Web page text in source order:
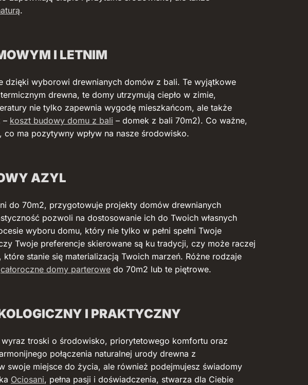
.
I LETNIM
dzięki wyborowi drewnianych domów z bali. Te wyjątkowe
drewna, te domy utrzymują ciepło w zimie,
nie tylko zapewnia wygodę mieszkańcom, ale także
– koszt budowy domu z bali – domek z bali 70m2). Co ważne,
ma pozytywny wpływ na nasze środowisko.
AZYL
do 70m2, przygotowuje projekty domów drewnianych
pozwoli na dostosowanie ich do Twoich własnych
wyboru domu, który nie tylko w pełni spełni Twoje
Twoje preferencje skierowane są ku tradycji, czy może raczej
stanie się materializacją Twoich marzeń. Różne rodzaje
całoroczne domy parterowe do 70m2 lub te piętrowe.
I PRAKTYCZNY
troski o środowisko, priorytetowego komfortu oraz
połączenia naturalnej urody drewna z
swoje miejsce do życia, ale również podejmujesz świadomy
Ociosani, pełna pasji i doświadczenia, stwarza dla Ciebie